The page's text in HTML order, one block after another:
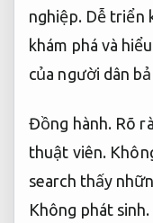
nghiệp. Dễ triển
khám phá và
của người dân
Đồng hành. Rõ
thuật viên.
search thấy
Không phát sinh.